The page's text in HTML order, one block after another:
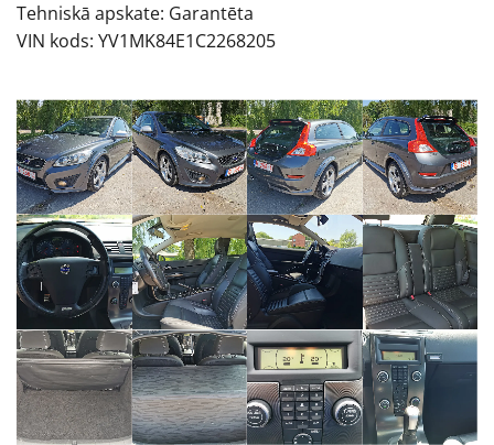
Tehniskā apskate: Garantēta
VIN kods: YV1MK84E1C2268205